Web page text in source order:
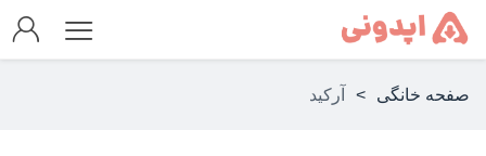
صفحه خانگی > آرکید